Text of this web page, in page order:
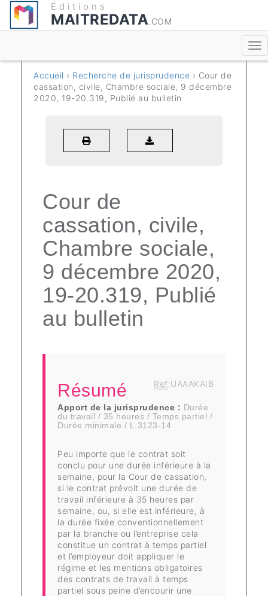
Éditions
MAITREDATA.COM
Accueil › Recherche de jurisprudence › Cour de
cassation, civile, Chambre sociale, 9 décembre
2020, 19-20.319, Publié au bulletin
Cour de
cassation, civile,
Chambre sociale,
9 décembre 2020,
19-20.319, Publié
au bulletin
Ref:UAAAKAIB
Résumé
Apport de la jurisprudence : Durée
du travail / 35 heures / Temps partiel /
Durée minimale / L.3123-14
Peu importe que le contrat soit
conclu pour une durée inférieure à la
semaine, pour la Cour de cassation,
si le contrat prévoit une durée de
travail inférieure à 35 heures par
semaine, ou, si elle est inférieure, à
la durée fixée conventionnellement
par la branche ou l’entreprise cela
constitue un contrat à temps partiel
et l’employeur doit appliquer le
régime et les mentions obligatoires
des contrats de travail à temps
partiel sous peine d’encourir une